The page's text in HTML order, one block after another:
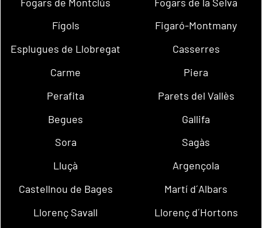
Fígols
Figaró-Montmany
Esplugues de Llobregat
Casserres
Carme
Piera
Perafita
Parets del Vallès
Begues
Gallifa
Sora
Sagàs
Lluçà
Argençola
Castellnou de Bages
Martí d´Albars
Llorenç Savall
Llorenç d´Hortons